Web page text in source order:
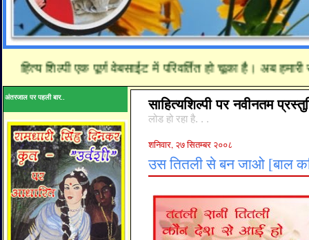
शिल्पी एक पूर्ण वेबसाईट में परिवर्तित हो चूका है। अब
अंतरजाल पर पहली बार.. साहित्यशिल्पी पर नवीनतम
लोड हो रहा है. . .
शनिवार, २७ सितम्बर २००८
उस तितली से बन जाओ [बाल